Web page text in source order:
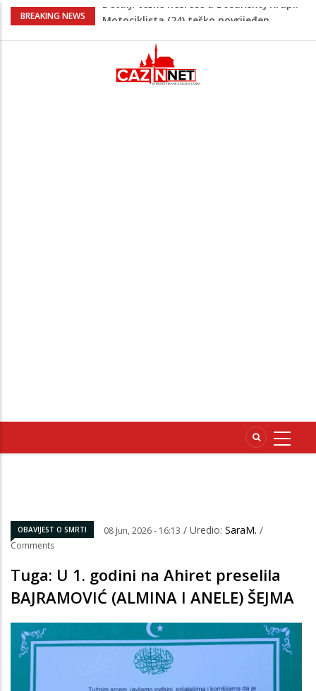
BREAKING NEWS
Alarmantna situacija među Zmajevima:
igra za svoje klubove
Dobre vijesti za hiljade porodica u FBiH:
Ministar Delić najavio isplatu dječijeg
OBAVIJEST O SMRTI 08 Jun, 2026 - 16:13 / Uredio: SaraM. /
Comments
Tuga: U 1. godini na Ahiret preselila
BAJRAMOVIĆ (ALMINA I ANELE) ŠEJMA